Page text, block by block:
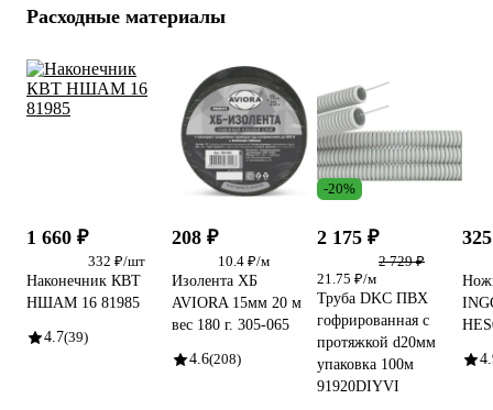
Расходные материалы
1 660 ₽
332 ₽/шт
Наконечник КВТ
НШАМ 16 81985
4.7(39)
208 ₽
10.4 ₽/м
Изолента ХБ
AVIORA 15мм 20 м
вес 180 г. 305-065
4.6(208)
-20%
2 175 ₽
2 729 ₽
21.75 ₽/м
Труба DKC ПВХ
гофрированная c
протяжкой d20мм
упаковка 100м
91920DIYVI